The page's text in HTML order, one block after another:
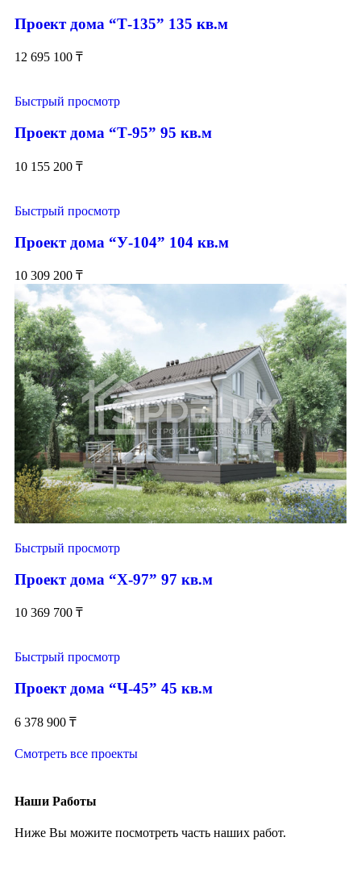
Проект дома “Т-135” 135 кв.м
12 695 100 ₸
Быстрый просмотр
Проект дома “Т-95” 95 кв.м
10 155 200 ₸
Быстрый просмотр
Проект дома “У-104” 104 кв.м
10 309 200 ₸
Быстрый просмотр
Проект дома “Х-97” 97 кв.м
10 369 700 ₸
Быстрый просмотр
Проект дома “Ч-45” 45 кв.м
6 378 900 ₸
Смотреть все проекты
Наши Работы
Ниже Вы можите посмотреть часть наших работ.